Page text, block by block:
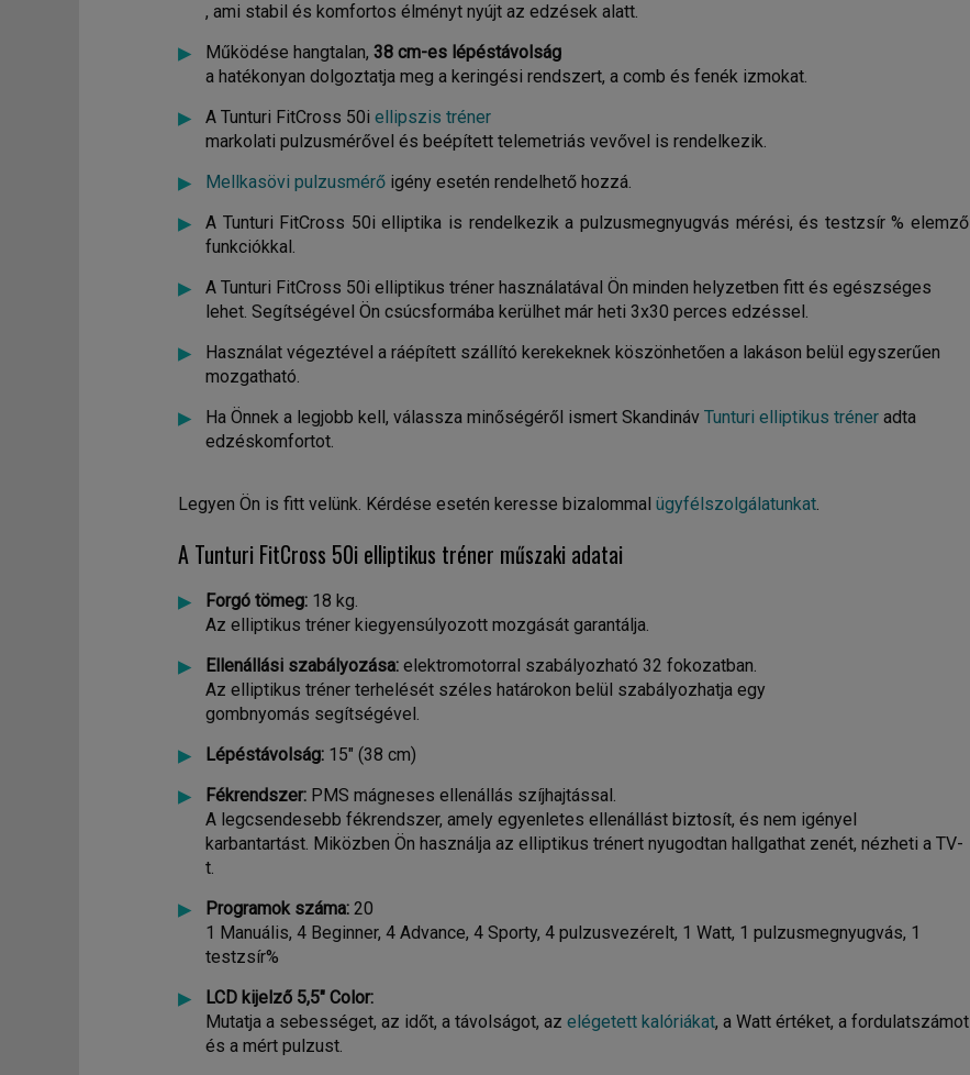
, ami stabil és komfortos élményt nyújt az edzések alatt.
Működése hangtalan, 38 cm-es lépéstávolság
a hatékonyan dolgoztatja meg a keringési rendszert, a comb és fenék izmokat.
A Tunturi FitCross 50i ellipszis tréner
markolati pulzusmérővel és beépített telemetriás vevővel is rendelkezik.
Mellkasövi pulzusmérő igény esetén rendelhető hozzá.
A Tunturi FitCross 50i elliptika is rendelkezik a pulzusmegnyugvás mérési, és testzsír % elemző
funkciókkal.
A Tunturi FitCross 50i elliptikus tréner használatával Ön minden helyzetben fitt és egészséges
lehet. Segítségével Ön csúcsformába kerülhet már heti 3x30 perces edzéssel.
Használat végeztével a ráépített szállító kerekeknek köszönhetően a lakáson belül egyszerűen
mozgatható.
Ha Önnek a legjobb kell, válassza minőségéről ismert Skandináv Tunturi elliptikus tréner adta
edzéskomfortot.
Legyen Ön is fitt velünk. Kérdése esetén keresse bizalommal ügyfélszolgálatunkat.
A Tunturi FitCross 50i elliptikus tréner műszaki adatai
Forgó tömeg: 18 kg.
Az elliptikus tréner kiegyensúlyozott mozgását garantálja.
Ellenállási szabályozása: elektromotorral szabályozható 32 fokozatban.
Az elliptikus tréner terhelését széles határokon belül szabályozhatja egy
gombnyomás segítségével.
Lépéstávolság: 15" (38 cm)
Fékrendszer: PMS mágneses ellenállás szíjhajtással.
A legcsendesebb fékrendszer, amely egyenletes ellenállást biztosít, és nem igényel
karbantartást. Miközben Ön használja az elliptikus trénert nyugodtan hallgathat zenét, nézheti a TV-
t.
Programok száma: 20
1 Manuális, 4 Beginner, 4 Advance, 4 Sporty, 4 pulzusvezérelt, 1 Watt, 1 pulzusmegnyugvás, 1
testzsír%
LCD kijelző 5,5" Color:
Mutatja a sebességet, az időt, a távolságot, az elégetett kalóriákat, a Watt értéket, a fordulatszámot
és a mért pulzust.